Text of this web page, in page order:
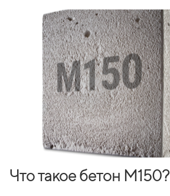
Что такое бетон М150?